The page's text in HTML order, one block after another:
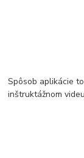
Spôsob aplikácie
inštruktážnom